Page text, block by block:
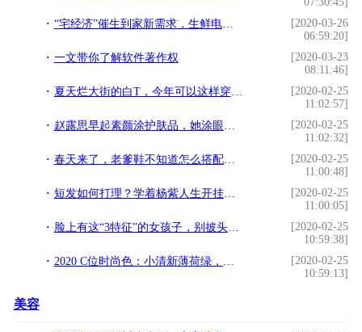
“宅经济”催生到家新需求，生鲜电商迎黄金期
[2020-03-26
06:59:20]
一文带你了解软件著作权
[2020-03-23
08:11:46]
夏天烂大街的白T，今年可以这样穿，穿出与众不同的个性
[2020-02-25
11:02:57]
赵露思早起素颜涂护肤品，她涂眼霜的方法，原谅我变得不够精致
[2020-02-25
11:02:32]
春天来了，老爹鞋不知道怎么搭配裤子，这里全给你安排上了
[2020-02-25
11:00:48]
短发如何打理？学着杨紫人生开挂！花式短发一周不重样
[2020-02-25
11:00:05]
脸上有这“3特征”的女孩子，别披头散发了，露出五官更显气质。
[2020-02-25
10:59:38]
2020 C位时尚色：小清新薄荷绿，治愈你的精神 明星大牌都爱用
[2020-02-25
10:59:13]
美容